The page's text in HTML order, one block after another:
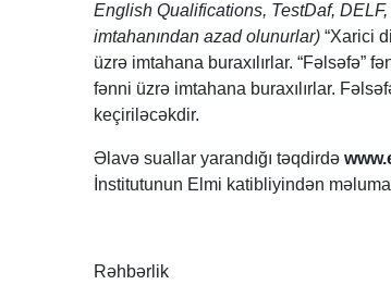
English Qualifications, TestDaf,
imtahanından azad olunurlar)“Xarici
üzrə imtahana buraxılırlar. “Fəlsəfə”
fənni üzrə imtahana buraxılırlar.
keçiriləcəkdir.
Əlavə suallar yarandığı təqdirdə
İnstitutunun Elmi katibliyindən
Rəhbərlik